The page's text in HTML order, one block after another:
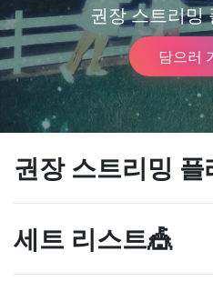
권장 스트리밍
담으러
권장 스트리밍
세트 리스트🎪